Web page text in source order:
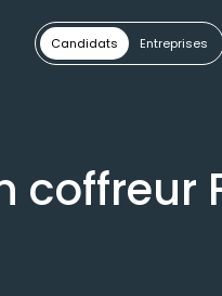
Candidats Entreprises
coffreur